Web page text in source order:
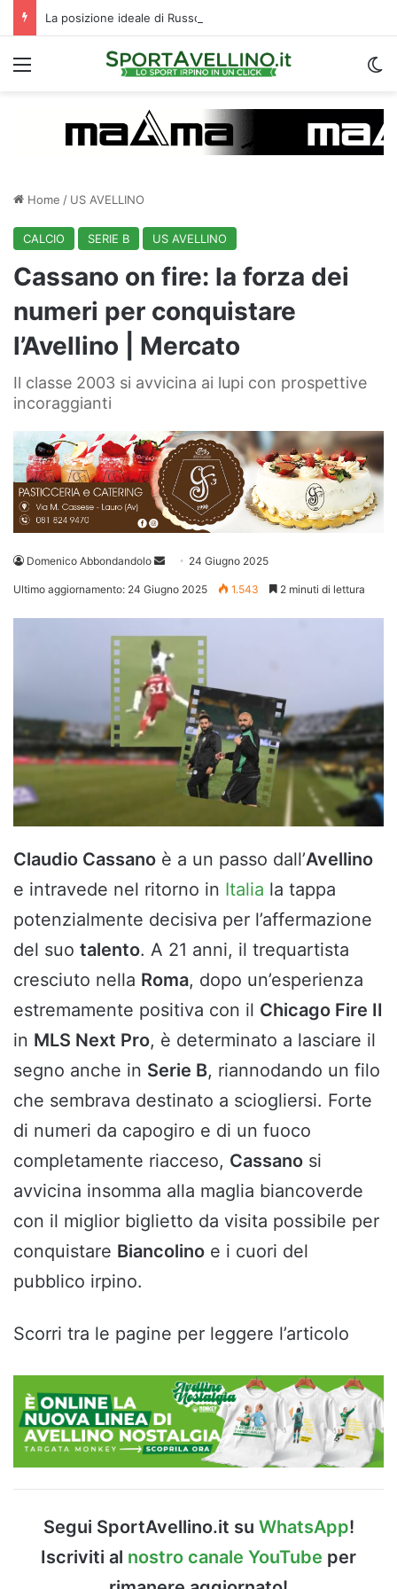
Menu
Home / US AVELLINO
CALCIO SERIE B US AVELLINO
Cassano on fire: la forza dei
numeri per conquistare
l’Avellino | Mercato
Il classe 2003 si avvicina ai lupi con prospettive
incoraggianti
Domenico Abbondandolo
Invia 24 Giugno 2025
Ultimo aggiornamento: 24 Giugno 2025 1.543 2 minuti di lettura
Claudio Cassano è a un passo dall’Avellino
e intravede nel ritorno in Italia la tappa
potenzialmente decisiva per l’affermazione
del suo talento. A 21 anni, il trequartista
cresciuto nella Roma, dopo un’esperienza
estremamente positiva con il Chicago Fire II
in MLS Next Pro, è determinato a lasciare il
segno anche in Serie B, riannodando un filo
che sembrava destinato a sciogliersi. Forte
di numeri da capogiro e di un fuoco
completamente riacceso, Cassano si
avvicina insomma alla maglia biancoverde
con il miglior biglietto da visita possibile per
conquistare Biancolino e i cuori del
pubblico irpino.
Scorri tra le pagine per leggere l’articolo
Segui SportAvellino.it su WhatsApp!
Iscriviti al nostro canale YouTube per